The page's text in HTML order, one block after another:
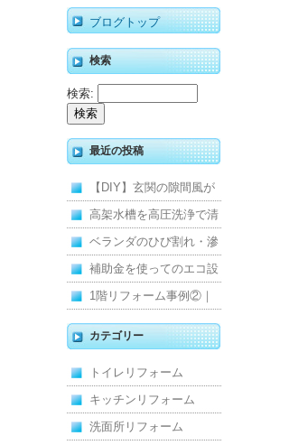
ブログトップ
検索
検索:
最近の投稿
【DIY】玄関の隙間風が
寒くて断熱ドアに交換し
ました
高架水槽を高圧洗浄で清
掃！衛生的な給水環境を
維持｜施工事例
ベランダのひび割れ・滲
みを解消！賃貸マンショ
ン防水工事
補助金を使ってのエコ設
備住宅リフォーム
1階リフォーム事例②｜
キッチン・床・収納を一
新し、扉新設で動線を整
えた全面改修
カテゴリー
トイレリフォーム
キッチンリフォーム
洗面所リフォーム